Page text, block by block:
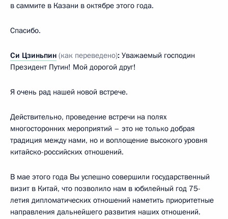
в саммите в Казани в октябре этого года.
Спасибо.
Си Цзиньпин (как переведено): Уважаемый господин
Президент Путин! Мой дорогой друг!
Я очень рад нашей новой встрече.
Действительно, проведение встречи на полях
многосторонних мероприятий – это не только добрая
традиция между нами, но и воплощение высокого уровня
китайско-российских отношений.
В мае этого года Вы успешно совершили государственный
визит в Китай, что позволило нам в юбилейный год 75-
летия дипломатических отношений наметить приоритетные
направления дальнейшего развития наших отношений.